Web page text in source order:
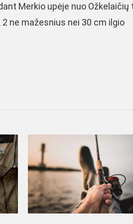
Merkio upėje nuo Ožkelaičių
ne mažesnius nei 30 cm ilgio